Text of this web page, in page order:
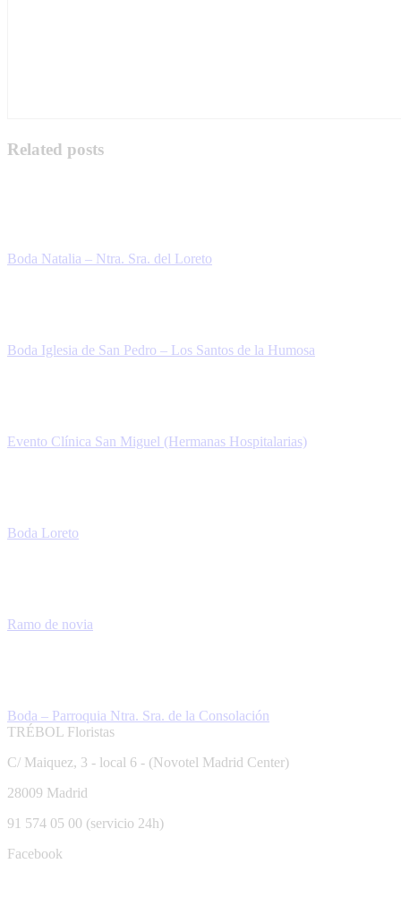
Related posts
Boda Natalia – Ntra. Sra. del Loreto
Boda Iglesia de San Pedro – Los Santos de la Humosa
Evento Clínica San Miguel (Hermanas Hospitalarias)
Boda Loreto
Ramo de novia
Boda – Parroquia Ntra. Sra. de la Consolación
TRÉBOL Floristas
C/ Maiquez, 3 - local 6 - (Novotel Madrid Center)
28009 Madrid
91 574 05 00 (servicio 24h)
Facebook